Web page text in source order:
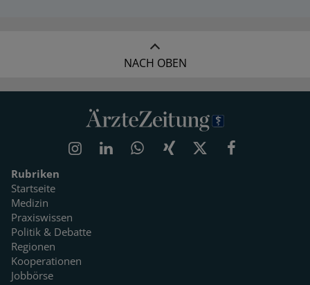
NACH OBEN
Rubriken
Startseite
Medizin
Praxiswissen
Politik & Debatte
Regionen
Kooperationen
Jobbörse